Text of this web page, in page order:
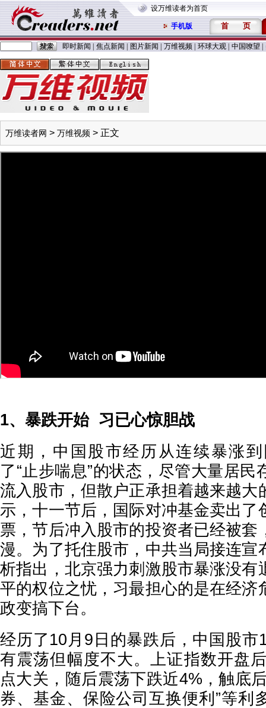
设万维读者为首页
手机版 首 页
即时新闻 焦点新闻 图片新闻 万维视频 环球大观 中国嘹望
万维读者网 > 万维视频 > 正文
1、暴跌开始 习已心惊胆战
近期，中国股市经历从连续暴涨
了“止步喘息”的状态，尽管大量居民
流入股市，但散户正承担着越来越大
示，十一节后，国际对冲基金卖出了
票，节后冲入股市的投资者已经被套
漫。为了托住股市，中共当局接连宣
析指出，北京强力刺激股市暴涨没有
平的权位之忧，习最担心的是在经济
政变搞下台。
经历了10月9日的暴跌后，中国股市
有震荡但幅度不大。上证指数开盘
点大关，随后震荡下跌近4%，触底
券、基金、保险公司互换便利”等利